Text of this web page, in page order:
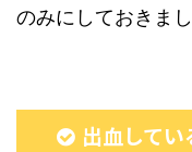
のみにしておきまし
出血して